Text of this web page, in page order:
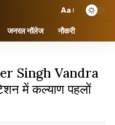
Aa
जनरल नॉलेज नौकरी
Singh Vandra
में कल्याण पहलों